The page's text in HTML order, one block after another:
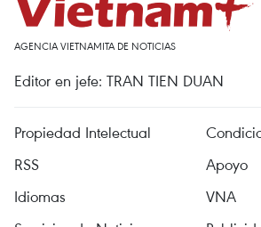
AGENCIA VIETNAMITA DE NOTICIAS
Editor en jefe: TRAN TIEN DUAN
Propiedad Intelectual
RSS
Apoyo
Idiomas
VNA